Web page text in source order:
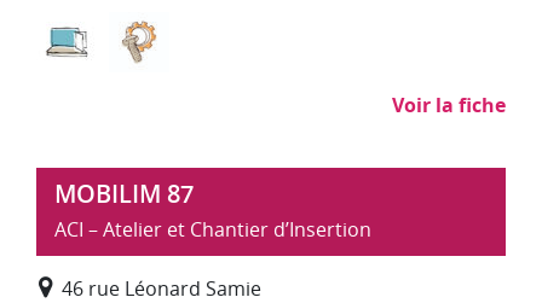
Informatique, impression et travaux
Voir la fiche
MOBILIM 87
ACI – Atelier et Chantier d’Insertion
46 rue Léonard Samie